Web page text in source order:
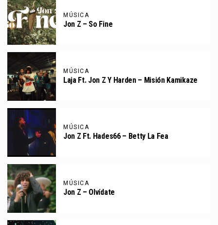
MÚSICA
Jon Z – So Fine
MÚSICA
Laja Ft. Jon Z Y Harden – Misión Kamikaze
MÚSICA
Jon Z Ft. Hades66 – Betty La Fea
MÚSICA
Jon Z – Olvídate